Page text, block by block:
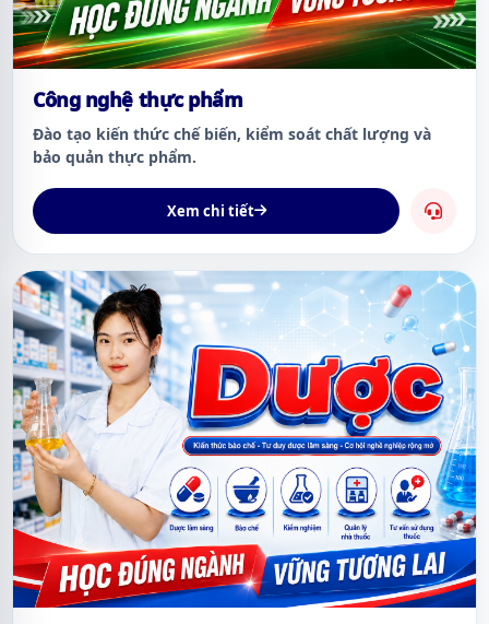
Công nghệ thực phẩm
Đào tạo kiến thức chế biến, kiểm soát chất lượng và
bảo quản thực phẩm.
Xem chi tiết